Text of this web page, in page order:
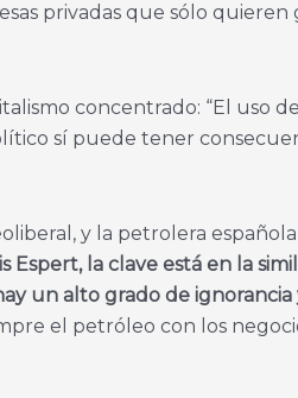
privadas que sólo quieren
concentrado: “El uso
sí puede tener
y la petrolera
Espert, la clave está en la
un alto grado de
el petróleo con los